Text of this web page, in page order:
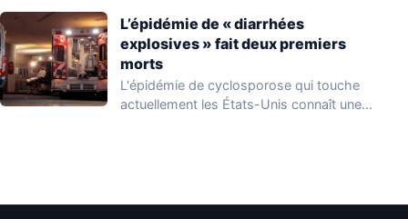
L’épidémie de « diarrhées
explosives » fait deux premiers
morts
L'épidémie de cyclosporose qui touche
actuellement les États-Unis connaît une